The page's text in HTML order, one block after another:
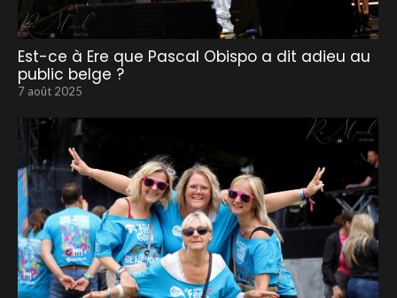
Est-ce à Ere que Pascal Obispo a dit adieu au
public belge ?
7 août 2025